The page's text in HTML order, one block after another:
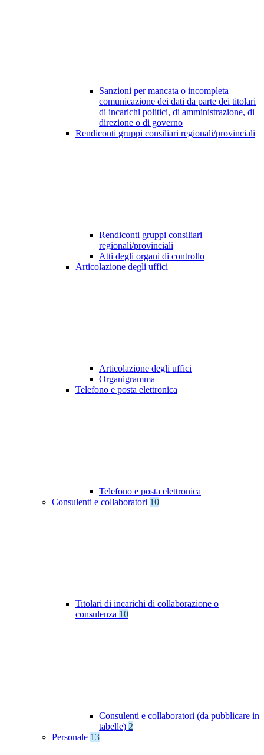
Sanzioni per mancata o incompleta
comunicazione dei dati da parte dei titolari
di incarichi politici, di amministrazione, di
direzione o di governo
Rendiconti gruppi consiliari regionali/provinciali
Rendiconti gruppi consiliari
regionali/provinciali
Atti degli organi di controllo
Articolazione degli uffici
Articolazione degli uffici
Organigramma
Telefono e posta elettronica
Telefono e posta elettronica
Consulenti e collaboratori 10
Titolari di incarichi di collaborazione o
consulenza 10
Consulenti e collaboratori (da pubblicare in
tabelle) 2
Personale 13